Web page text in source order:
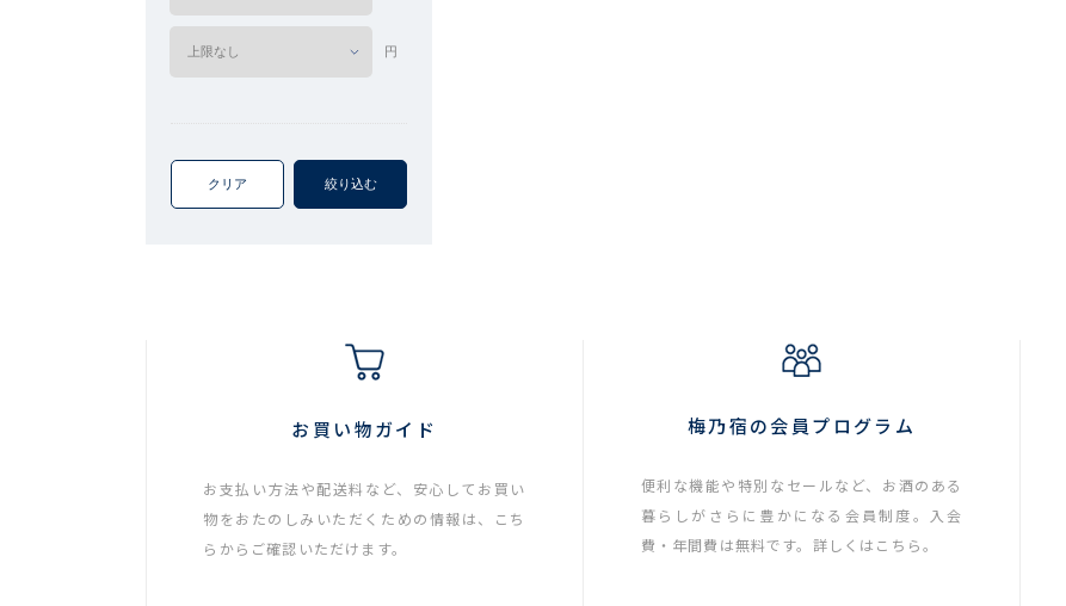
円
クリア 絞り込む
お買い物ガイド
お支払い方法や配送料など、安心してお買い
物をおたのしみいただくための情報は、こち
らからご確認いただけます。
梅乃宿の会員プログラム
便利な機能や特別なセールなど、お酒のある
暮らしがさらに豊かになる会員制度。入会
費・年間費は無料です。詳しくはこちら。